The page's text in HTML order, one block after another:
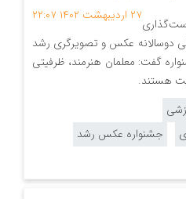
۲۷ اردیبهشت ۱۴۰۲ ۲۲:۰۷
دوسالانه عکس و تصویرگری رشد
گفت: معلمان هنرمند، ظرفیتی
هستند.
جشنواره عکس رشد